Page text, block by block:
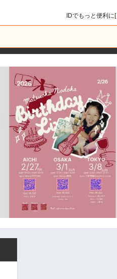
IDでもっと便利に[